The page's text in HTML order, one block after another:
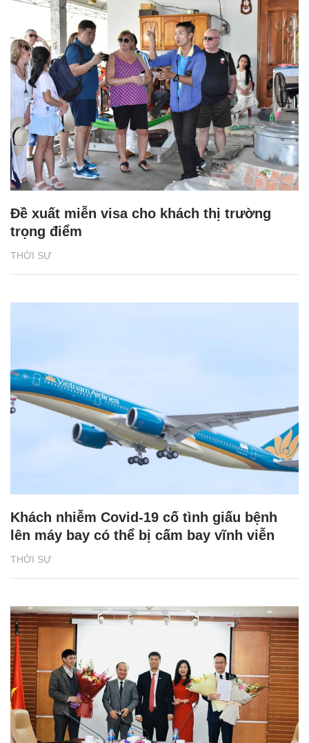
THỜI SỰ
Đề xuất miễn visa cho khách thị trường
trọng điểm
THỜI SỰ
Khách nhiễm Covid-19 cố tình giấu bệnh
lên máy bay có thể bị cấm bay vĩnh viễn